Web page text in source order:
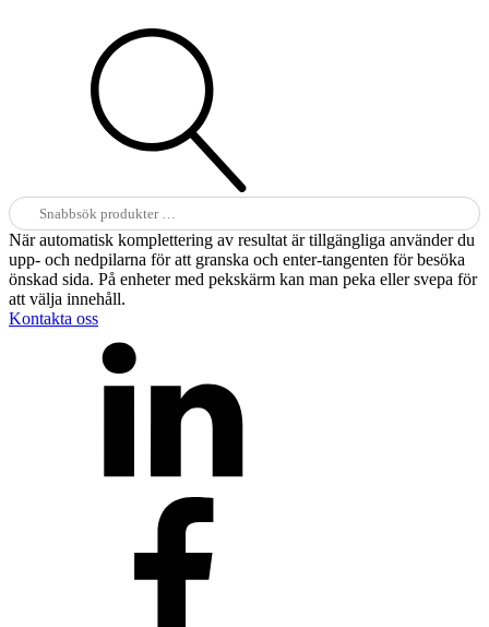
Sök
efter:
När automatisk komplettering av resultat är tillgängliga använder du
upp- och nedpilarna för att granska och enter-tangenten för besöka
önskad sida. På enheter med pekskärm kan man peka eller svepa för
att välja innehåll.
Kontakta oss